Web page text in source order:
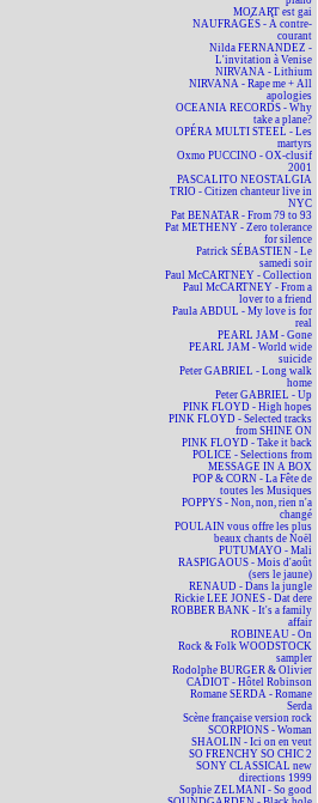
MOZART est gai
NAUFRAGÉS - À contre-
courant
Nilda FERNANDEZ -
L'invitation à Venise
NIRVANA - Lithium
NIRVANA - Rape me + All
apologies
OCEANIA RECORDS - Why
take a plane?
OPÉRA MULTI STEEL - Les
martyrs
Oxmo PUCCINO - OX-clusif
2001
PASCALITO NEOSTALGIA
TRIO - Citizen chanteur live in
NYC
Pat BENATAR - From 79 to 93
Pat METHENY - Zero tolerance
for silence
Patrick SÉBASTIEN - Le
samedi soir
Paul McCARTNEY - Collection
Paul McCARTNEY - From a
lover to a friend
Paula ABDUL - My love is for
real
PEARL JAM - Gone
PEARL JAM - World wide
suicide
Peter GABRIEL - Long walk
home
Peter GABRIEL - Up
PINK FLOYD - High hopes
PINK FLOYD - Selected tracks
from SHINE ON
PINK FLOYD - Take it back
POLICE - Selections from
MESSAGE IN A BOX
POP & CORN - La Fête de
toutes les Musiques
POPPYS - Non, non, rien n'a
changé
POULAIN vous offre les plus
beaux chants de Noël
PUTUMAYO - Mali
RASPIGAOUS - Mois d'août
(sers le jaune)
RENAUD - Dans la jungle
Rickie LEE JONES - Dat dere
ROBBER BANK - It's a family
affair
ROBINEAU - On
Rock & Folk WOODSTOCK
sampler
Rodolphe BURGER & Olivier
CADIOT - Hôtel Robinson
Romane SERDA - Romane
Serda
Scène française version rock
SCORPIONS - Woman
SHAOLIN - Ici on en veut
SO FRENCHY SO CHIC 2
SONY CLASSICAL new
directions 1999
Sophie ZELMANI - So good